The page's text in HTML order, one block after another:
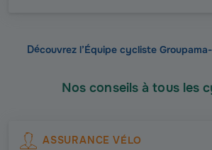
Découvrez l’Équipe cycliste
Nos conseils à tous les
ASSURANCE VÉLO